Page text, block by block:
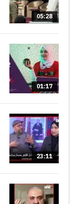
05:28
01:17
23:11